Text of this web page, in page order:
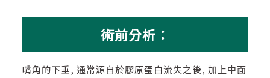
術前分析：
嘴角的下垂, 通常源自於膠原蛋白流失之後, 加上中面